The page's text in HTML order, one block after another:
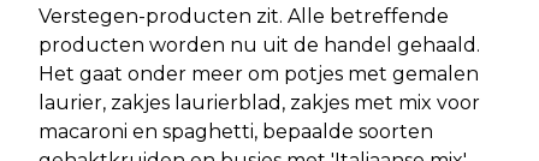
Verstegen-producten zit. Alle betreffende
producten worden nu uit de handel gehaald.
Het gaat onder meer om potjes met gemalen
laurier, zakjes laurierblad, zakjes met mix voor
macaroni en spaghetti, bepaalde soorten